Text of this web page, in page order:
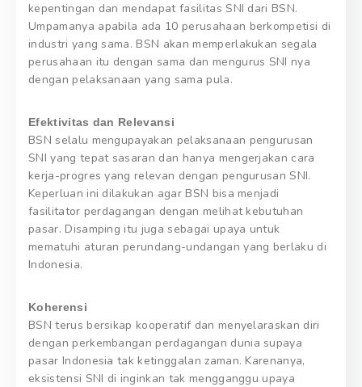
kepentingan dan mendapat fasilitas SNI dari BSN.
Umpamanya apabila ada 10 perusahaan berkompetisi di
industri yang sama. BSN akan memperlakukan segala
perusahaan itu dengan sama dan mengurus SNI nya
dengan pelaksanaan yang sama pula.
Efektivitas dan Relevansi
BSN selalu mengupayakan pelaksanaan pengurusan
SNI yang tepat sasaran dan hanya mengerjakan cara
kerja-progres yang relevan dengan pengurusan SNI.
Keperluan ini dilakukan agar BSN bisa menjadi
fasilitator perdagangan dengan melihat kebutuhan
pasar. Disamping itu juga sebagai upaya untuk
mematuhi aturan perundang-undangan yang berlaku di
Indonesia.
Koherensi
BSN terus bersikap kooperatif dan menyelaraskan diri
dengan perkembangan perdagangan dunia supaya
pasar Indonesia tak ketinggalan zaman. Karenanya,
eksistensi SNI di inginkan tak mengganggu upaya